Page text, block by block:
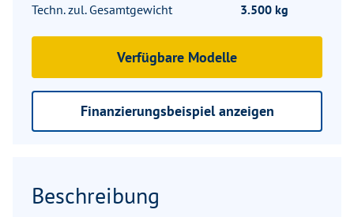
Techn. zul. Gesamtgewicht
3.500 kg
Verfügbare Modelle
Finanzierungsbeispiel anzeigen
Beschreibung